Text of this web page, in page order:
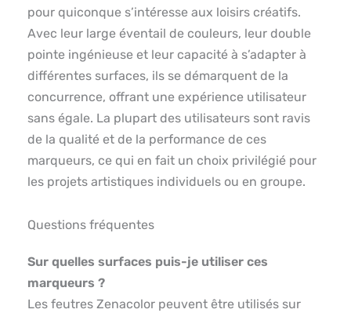
pour quiconque s’intéresse aux loisirs créatifs.
Avec leur large éventail de couleurs, leur double
pointe ingénieuse et leur capacité à s’adapter à
différentes surfaces, ils se démarquent de la
concurrence, offrant une expérience utilisateur
sans égale. La plupart des utilisateurs sont ravis
de la qualité et de la performance de ces
marqueurs, ce qui en fait un choix privilégié pour
les projets artistiques individuels ou en groupe.
Questions fréquentes
Sur quelles surfaces puis-je utiliser ces
marqueurs ?
Les feutres Zenacolor peuvent être utilisés sur